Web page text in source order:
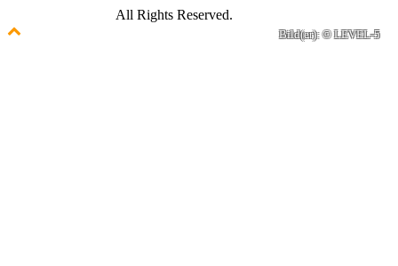
Bild(er): © LEVEL-5
All Rights Reserved.